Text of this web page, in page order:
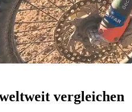
vergleichen